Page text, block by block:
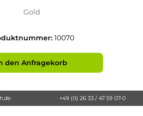
Gold
10070
den Anfragekorb
+49 (0) 26 33 / 47 59 07-0